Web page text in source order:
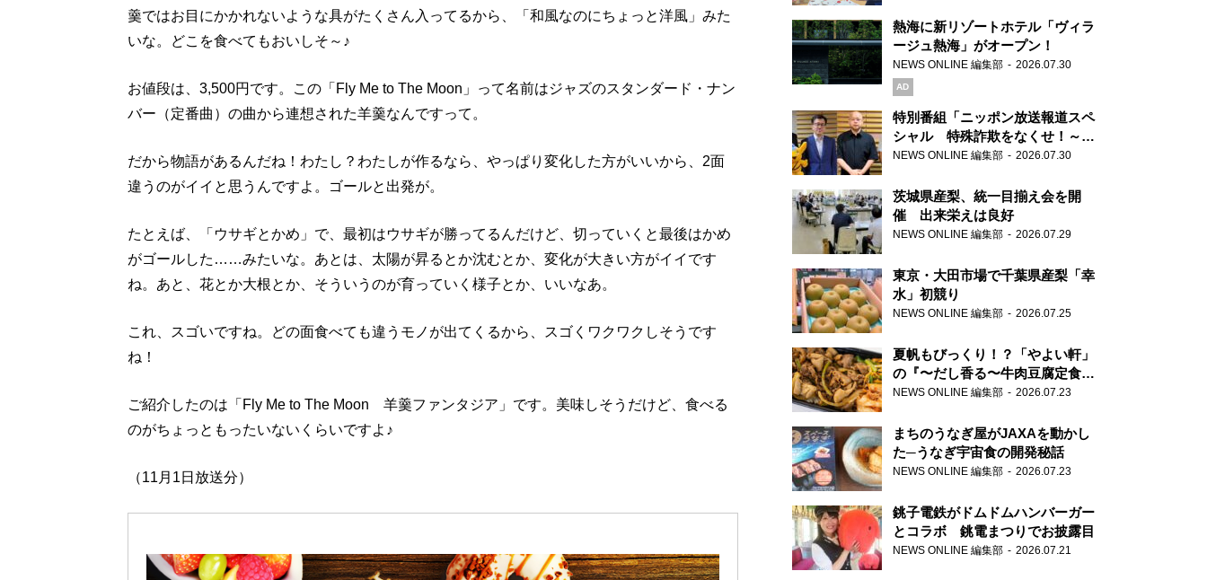
羹ではお目にかかれないような具がたくさん入ってるから、「和風なのにちょっと洋風」みた
いな。どこを食べてもおいしそ～♪
お値段は、3,500円です。この「Fly Me to The Moon」って名前はジャズのスタンダード・ナン
バー（定番曲）の曲から連想された羊羹なんですって。
だから物語があるんだね！わたし？わたしが作るなら、やっぱり変化した方がいいから、2面
違うのがイイと思うんですよ。ゴールと出発が。
たとえば、「ウサギとかめ」で、最初はウサギが勝ってるんだけど、切っていくと最後はかめ
がゴールした……みたいな。あとは、太陽が昇るとか沈むとか、変化が大きい方がイイです
ね。あと、花とか大根とか、そういうのが育っていく様子とか、いいなあ。
これ、スゴいですね。どの面食べても違うモノが出てくるから、スゴくワクワクしそうです
ね！
ご紹介したのは「Fly Me to The Moon 羊羹ファンタジア」です。美味しそうだけど、食べる
のがちょっともったいないくらいですよ♪
（11月1日放送分）
熱海に新リゾートホテル「ヴィラ
ージュ熱海」がオープン！
NEWS ONLINE 編集部 2026.07.30
AD
特別番組「ニッポン放送報道スペ
シャル 特殊詐欺をなくせ！～被
害者・加害者・警視庁が語るトク
NEWS ONLINE 編集部 2026.07.30
茨城県産梨、統一目揃え会を開
催 出来栄えは良好
NEWS ONLINE 編集部 2026.07.29
東京・大田市場で千葉県産梨「幸
水」初競り
NEWS ONLINE 編集部 2026.07.25
夏帆もびっくり！？「やよい軒」
の『〜だし香る〜牛肉豆腐定食』
が香り高すぎる
NEWS ONLINE 編集部 2026.07.23
まちのうなぎ屋がJAXAを動かし
た─うなぎ宇宙食の開発秘話
NEWS ONLINE 編集部 2026.07.23
銚子電鉄がドムドムハンバーガー
とコラボ 銚電まつりでお披露目
NEWS ONLINE 編集部 2026.07.21